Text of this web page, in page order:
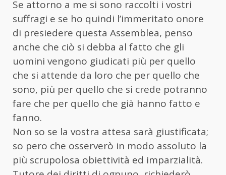
Se attorno a me si sono raccolti i vostri
suffragi e se ho quindi l’immeritato onore
di presiedere questa Assemblea, penso
anche che ciò si debba al fatto che gli
uomini vengono giudicati più per quello
che si attende da loro che per quello che
sono, più per quello che si crede potranno
fare che per quello che già hanno fatto e
fanno.
Non so se la vostra attesa sarà giustificata;
so pero che osserverò in modo assoluto la
più scrupolosa obiettività ed imparzialità.